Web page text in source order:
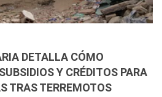
DETALLA CÓMO
Y CRÉDITOS PARA
TRAS TERREMOTOS